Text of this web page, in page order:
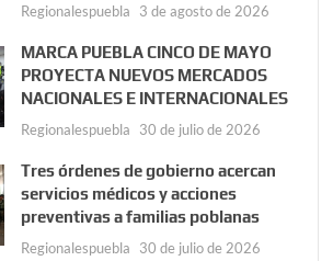
Regionalespuebla 3 de agosto de 2026
MARCA PUEBLA CINCO DE MAYO
PROYECTA NUEVOS MERCADOS
NACIONALES E INTERNACIONALES
Regionalespuebla 30 de julio de 2026
Tres órdenes de gobierno acercan
servicios médicos y acciones
preventivas a familias poblanas
Regionalespuebla 30 de julio de 2026